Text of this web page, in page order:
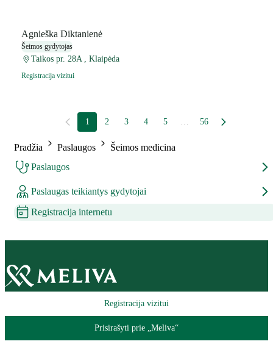
Agnieška Diktanienė
Šeimos gydytojas
Taikos pr. 28A , Klaipėda
Registracija vizitui
1 2 3 4 5 … 56
Pradžia Paslaugos
Šeimos medicina
Paslaugos
Paslaugas teikiantys gydytojai
Registracija internetu
Registracija vizitui
Prisirašyti prie „Meliva“